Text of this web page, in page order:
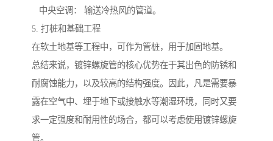
中央空调： 输送冷热风的管道。
5. 打桩和基础工程
在软土地基等工程中，可作为管桩，用于加固地基。
总结来说，镀锌螺旋管的核心优势在于其出色的防锈和
耐腐蚀能力，以及较高的结构强度。因此，凡是需要暴
露在空气中、埋于地下或接触水等潮湿环境，同时又要
求一定强度和耐用性的场合，都可以考虑使用镀锌螺旋
管。